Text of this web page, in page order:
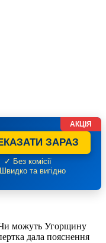
ЗАРАЗ
✓ Без комісії
та вигідно
АКЦІЯ
можуть Угорщину
дала пояснення